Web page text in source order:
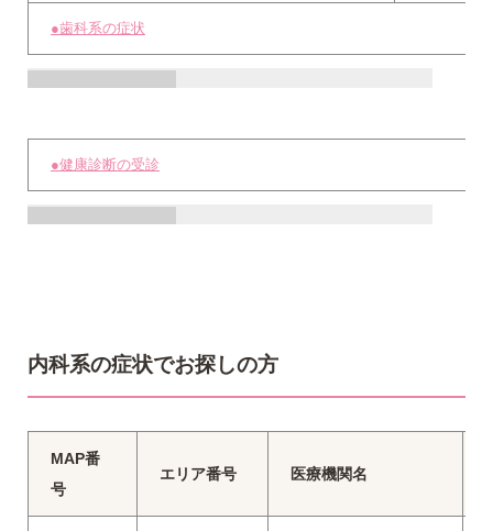
●歯科系の症状
●健康診断の受診
内科系の症状でお探しの方
MAP番
号
エリア番号 医療機関名